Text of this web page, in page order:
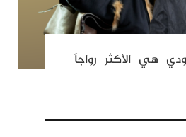
هي الأكثر رواجاً